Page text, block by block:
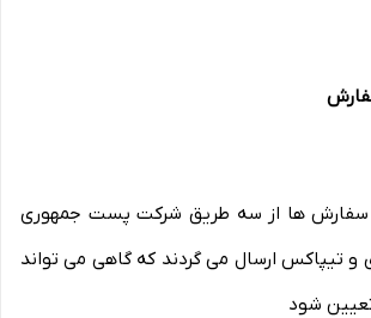
سفارش ها از سه طریق شرکت پست جمهوری
و تیپاکس ارسال می گردند که گاهی می تواند
شود